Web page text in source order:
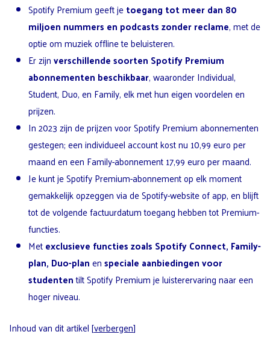
Spotify Premium geeft jetoegang tot meer dan 80
miljoen nummers en podcasts zonder reclame, met de
optie om muziek offline te beluisteren.
Er zijnverschillende soorten Spotify Premium
abonnementen beschikbaar, waaronder Individual,
Student, Duo, en Family, elk met hun eigen voordelen en
prijzen.
In 2023 zijn de prijzen voor Spotify Premium abonnementen
gestegen; een individueel account kost nu 10,99 euro per
maand en een Family-abonnement 17,99 euro per maand.
Je kunt je Spotify Premium-abonnement op elk moment
gemakkelijk opzeggen via de Spotify-website of app, en blijft
tot de volgende factuurdatum toegang hebben tot Premium-
functies.
Metexclusieve functies zoals Spotify Connect, Family-
plan, Duo-planenspeciale aanbiedingen voor
studententilt Spotify Premium je luisterervaring naar een
hoger niveau.
Inhoud van dit artikel[verbergen]